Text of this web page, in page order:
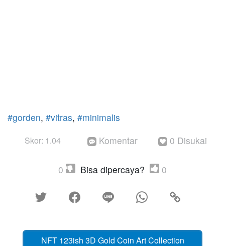
#gorden, #vitras, #minimalis
Skor: 1.04  Komentar  0 Disukai
0 Bisa dipercaya? 0
    
NFT 123ish 3D Gold Coin Art Collection